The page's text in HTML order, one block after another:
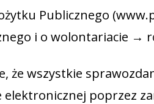
Publicznego
i o wolontariacie →
wszystkie
poprzez